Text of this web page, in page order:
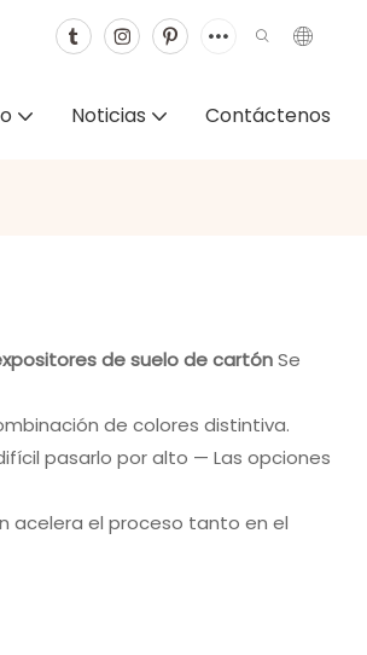
Noticias Contáctenos
de suelo de cartónSe
de colores distintiva.
pasarlo por alto — Las opciones
acelera el proceso tanto en el